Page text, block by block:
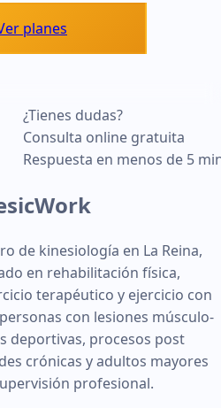
planes
¿Tienes dudas?
Consulta online gratuita
Respuesta en menos de 5
de kinesiología en La Reina,
en rehabilitación física,
terapéutico y ejercicio con
con lesiones músculo-
deportivas, procesos post
crónicas y adultos mayores
profesional.